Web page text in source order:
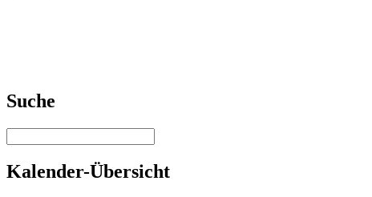
Suche
Kalender-Übersicht